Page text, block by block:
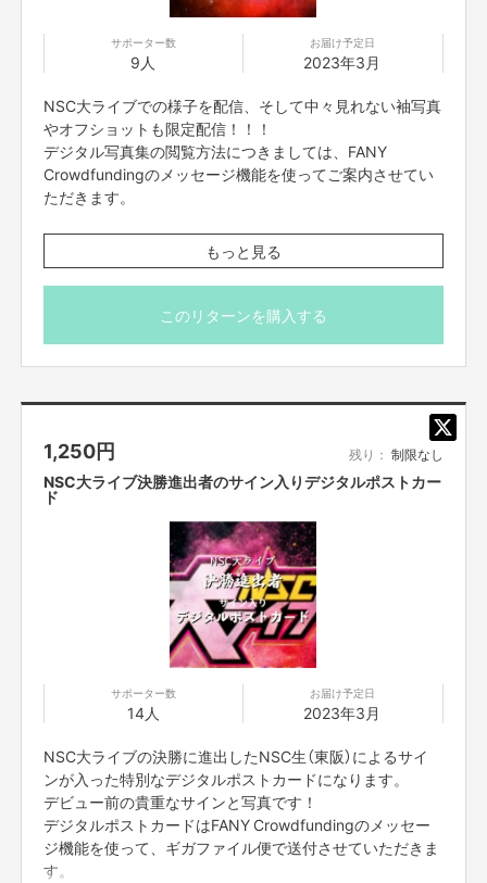
影・編集まで行い動画をアップしたり、LIVE STANDの運営手伝い・賞レー
ス予選補佐（R-1グランプリ、キングオブコント)を行ってきました！
YCAでは、ガレッジセールゴリさん、次長課長河本さんなどプロの芸人さん
による講義・YouTubeの企画制作・NSC28期のドキュメント映像制作・有
楽町シアターでの学園祭ライブの企画、制作等を行いました。
学園祭ライブではニューヨーク、男性ブランコ、ヨネダ2000など人気芸人
さんに多数ご出演いただきました✨
YouTube企画撮影の様子
芸人として活躍するため、講師陣による基礎や礼儀、ネタ見せの授業、選抜
メンバーによる現役生ライブ、学園祭、劇場所属のためのオーディションな
どを行いました。
そして、NSC生の1年間の集大成として毎年卒業間近に開催される
ライブ2023』。
今年も大阪45期生、東京28期生など、1年間切磋琢磨した現役生たちが、
渾身のネタでチャンピオンを目指します。
サポーター数
9人
お届け予定日
2023年3月
NSC大ライブでの様子を配信、そして中々見れない袖写真
やオフショットも限定配信！！！
デジタル写真集の閲覧方法につきましては、FANY
Crowdfundingのメッセージ機能を使ってご案内させてい
ただきます。
※閲覧期間は2023年3月31日(金)までになります。
※写真はよしもとアカデミーの生徒が撮影します。
※写真のダウンロードは可能ですが、SNSへの発信や他人
に共有する行為はお控えください。その他『ご支援にあた
もっと見る
このリターンを購入する
1,250円 残り： 制限なし
NSC大ライブ決勝進出者のサイン入りデジタルポストカー
ド
サポーター数
14人
お届け予定日
2023年3月
NSC大ライブの決勝に進出したNSC生（東阪）によるサイ
ンが入った特別なデジタルポストカードになります。
デビュー前の貴重なサインと写真です！
デジタルポストカードはFANY Crowdfundingのメッセー
ジ機能を使って、ギガファイル便で送付させていただきま
す。